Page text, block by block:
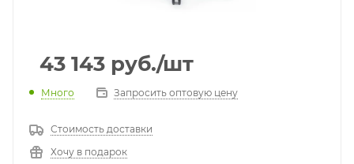
43 143 руб./шт
Много Запросить оптовую цену
Стоимость доставки
Хочу в подарок